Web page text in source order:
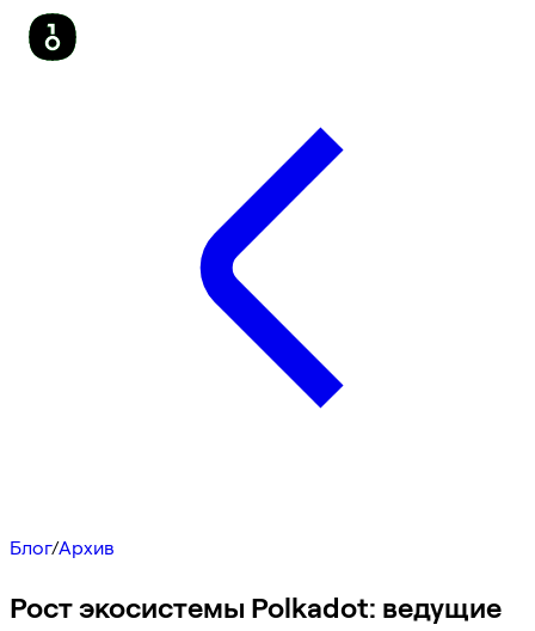
Блог/Архив
Рост экосистемы Polkadot: ведущие